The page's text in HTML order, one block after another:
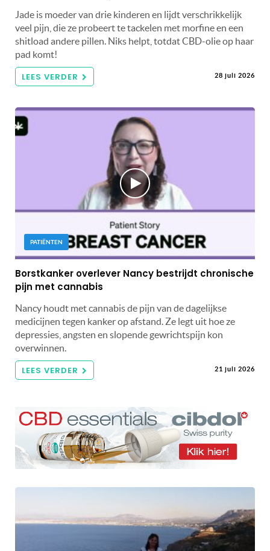
Jade is moeder van drie kinderen en lijdt verschrikkelijk
veel pijn, die ze probeert te tackelen met morfine en een
shitload andere pillen. Niks helpt, totdat CBD-olie op haar
pad komt!
LEES VERDER 28 juli 2026
PATIËNTEN
Borstkanker overlever Nancy bestrijdt chronische
pijn met cannabis
Nancy houdt met cannabis de pijn van de dagelijkse
medicijnen tegen kanker op afstand. Ze legt uit hoe ze
depressies, angsten en slopende gewrichtspijn kon
overwinnen.
LEES VERDER 21 juli 2026